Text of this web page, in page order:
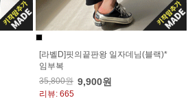
[라벨D]핏의끝판왕 일자데님(블랙)*
임부복
35,800원 9,900원
리뷰: 665